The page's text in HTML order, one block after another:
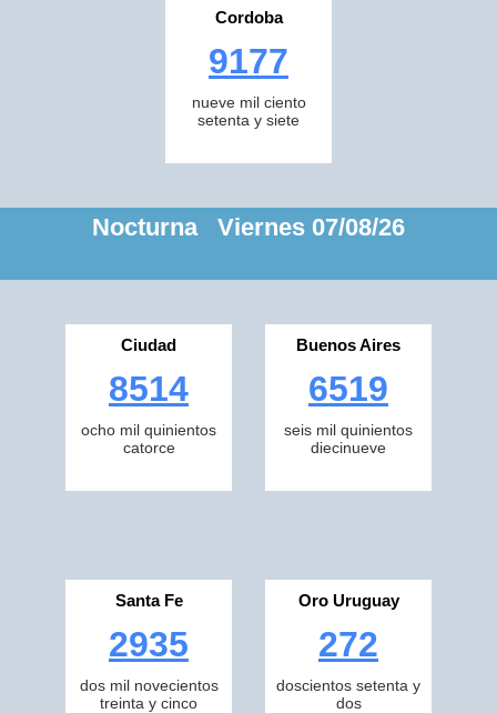
Cordoba
9177
nueve mil ciento
setenta y siete
Nocturna Viernes 07/08/26
Ciudad
8514
ocho mil quinientos
catorce
Buenos Aires
6519
seis mil quinientos
diecinueve
Santa Fe
2935
dos mil novecientos
treinta y cinco
Oro Uruguay
272
doscientos setenta y
dos